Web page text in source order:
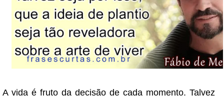
A vida é fruto da decisão de cada momento. Talvez